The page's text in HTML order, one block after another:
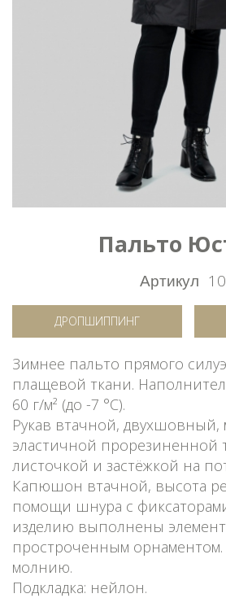
Пальто
Артикул
ДРОПШИППИНГ
Зимнее пальто прямого
плащевой ткани.
60 г/м² (до -7 °C).
Рукав втачной, двухшовный,
эластичной прорезиненной
листочкой и застёжкой на
Капюшон втачной, высота
помощи шнура с
изделию выполнены
простроченным орнаментом.
молнию.
Подкладка: нейлон.